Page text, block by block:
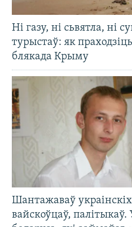
Ні газу, ні сьвятла, ні
турыстаў: як
блякада Крыму
Шантажаваў
вайскоўцаў,